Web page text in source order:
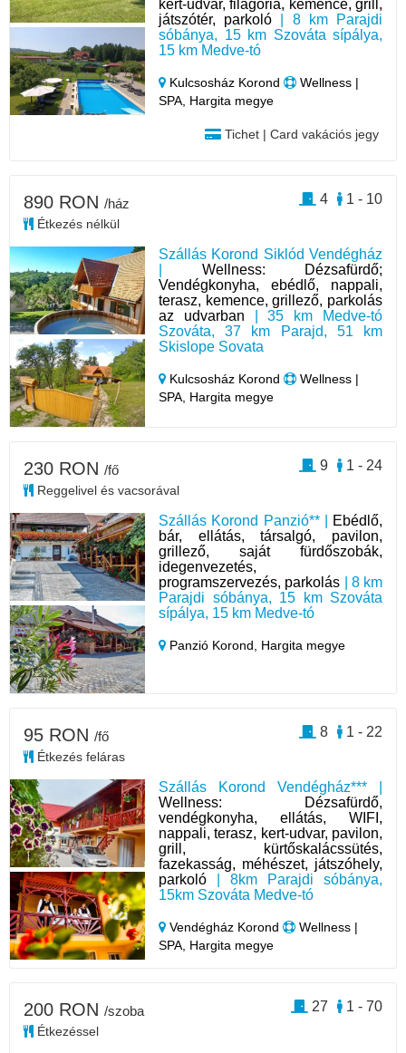
kert-udvar, filagória, kemence, grill,
játszótér, parkoló | 8 km Parajdi
sóbánya, 15 km Szováta sípálya,
15 km Medve-tó
Kulcsosház Korond
Wellness |
SPA, Hargita megye
Tichet | Card vakációs jegy
Szállás Korond Siklód Vendégház
Wellness: Dézsafürdő;
Vendégkonyha, ebédlő, nappali,
terasz, kemence, grillező, parkolás
az udvarban | 35 km Medve-tó
Szováta, 37 km Parajd, 51 km
Skislope Sovata
Kulcsosház Korond
Wellness |
SPA, Hargita megye
890 RON /ház
Étkezés nélkül
1 - 10
4
Szállás Korond Panzió** |
Ebédlő,
bár, ellátás, társalgó, pavilon,
grillező, saját fürdőszobák,
idegenvezetés,
programszervezés, parkolás | 8 km
Parajdi sóbánya, 15 km Szováta
sípálya, 15 km Medve-tó
Panzió Korond, Hargita megye
230 RON /fő
Reggelivel és vacsorával
1 - 24
9
Szállás Korond Vendégház*** |
Wellness: Dézsafürdő,
vendégkonyha, ellátás, WIFI,
nappali, terasz, kert-udvar, pavilon,
grill, kürtőskalácssütés,
fazekasság, méhészet, játszóhely,
parkoló | 8km Parajdi sóbánya,
15km Szováta Medve-tó
Vendégház Korond
Wellness |
SPA, Hargita megye
95 RON /fő
Étkezés feláras
1 - 22
8
200 RON /szoba
Étkezéssel
1 - 70
27